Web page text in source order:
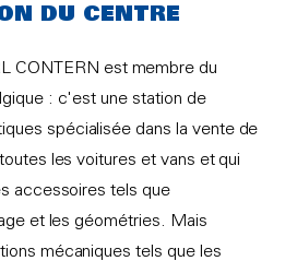
DU CENTRE
CONTERN est membre du
: c'est une station de
spécialisée dans la vente de
les voitures et vans et qui
accessoires tels que
et les géométries. Mais
mécaniques tels que les